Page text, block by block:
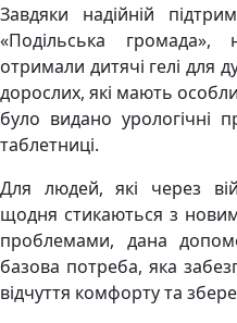
Завдяки надійній
«Подільська громада»,
отримали дитячі гелі для
дорослих, які мають
було видано урологічні
таблетниці.
Для людей, які через
щодня стикаються з
проблемами, дана
базова потреба, яка
відчуття комфорту та